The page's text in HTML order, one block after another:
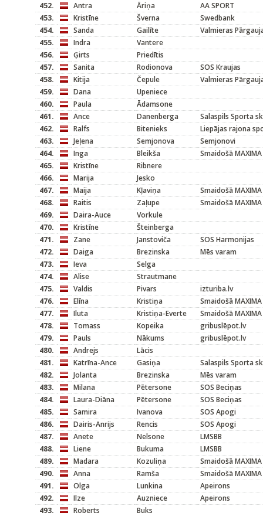
452.
Antra Āriņa
AA SPORT
453.
Kristīne Šverna
Swedbank
454.
Sanda Gailīte
Valmieras
455.
Indra
Vantere
456.
Ģirts
Priedītis
457.
Sanita Rodionova
SOS Kraujas
458.
Kitija Čepule
Valmieras
459.
Dana
Upeniece
460.
Paula
Ādamsone
461.
Ance Danenberga
Salaspils Sporta
462.
Ralfs Bitenieks
Liepājas rajona
463.
Jeļena Semjonova
Semjonovi
464.
Inga Bleikša
Smaidošā
465.
Kristīne
Ribnere
466.
Marija
Jesko
467.
Maija Kļaviņa
Smaidošā
468.
Raitis Zaļupe
Smaidošā
469.
Daira-Auce
Vorkule
470.
Kristīne
Šteinberga
471.
Zane Janstoviča
SOS Harmonijas
472.
Daiga Brezinska
Mēs varam
473.
Ieva
Selga
474.
Alise
Strautmane
475.
Valdis Pivars
izturiba.lv
476.
Elīna Kristiņa
Smaidošā
477.
Iluta Kristiņa-Everte
Smaidošā
478.
Tomass Kopeika
gribuslēpot.lv
479.
Pauls Nākums
gribuslēpot.lv
480.
Andrejs
Lācis
481.
Katrīna-Ance Gasiņa
Salaspils Sporta
482.
Jolanta Brezinska
Mēs varam
483.
Milana Pētersone
SOS Beciņas
484.
Laura-Diāna Pētersone
SOS Beciņas
485.
Samira Ivanova
SOS Apogi
486.
Dairis-Anrijs Rencis
SOS Apogi
487.
Anete Nelsone
LMSBB
488.
Liene Bukuma
LMSBB
489.
Madara Kozuliņa
Smaidošā
490.
Anna Ramša
Smaidošā
491.
Olga Lunkina
Apeirons
492.
Ilze Auzniece
Apeirons
493.
Roberts Buks